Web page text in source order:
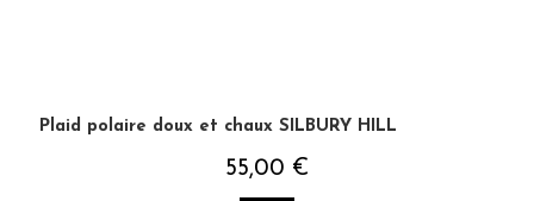
Plaid polaire doux et chaux SILBURY HILL
55,00 €